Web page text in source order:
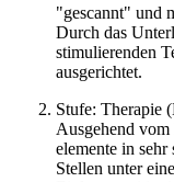
"gescannt" und
Durch das
stimulierenden
ausgerichtet.
Stufe: Therapie
Ausgehend
elemente in sehr
Stellen unter